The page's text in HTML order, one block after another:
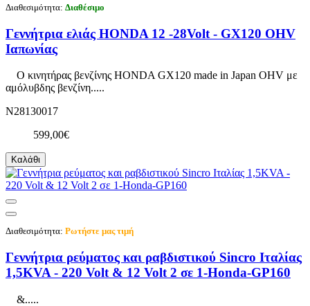
Διαθεσιμότητα: Διαθέσιμο
Γεννήτρια ελιάς HONDA 12 -28Volt - GX120 OHV
Ιαπωνίας
Ο κινητήρας βενζίνης HONDA GX120 made in Japan OHV με
αμόλυβδης βενζίνη.....
N28130017
599,00€
Καλάθι
Διαθεσιμότητα: Ρωτήστε μας τιμή
Γεννήτρια ρεύματος και ραβδιστικού Sincro Ιταλίας
1,5KVA - 220 Volt & 12 Volt 2 σε 1-Honda-GP160
&.....